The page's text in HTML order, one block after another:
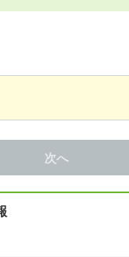
次へ